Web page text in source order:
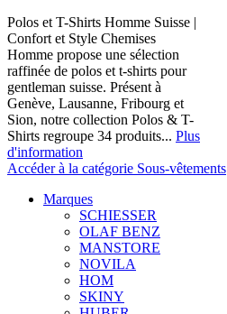
Polos et T-Shirts Homme Suisse |
Confort et Style Chemises
Homme propose une sélection
raffinée de polos et t-shirts pour
gentleman suisse. Présent à
Genève, Lausanne, Fribourg et
Sion, notre collection Polos & T-
Shirts regroupe 34 produits... Plus
d'information
Accéder à la catégorie Sous-vêtements
Marques
SCHIESSER
OLAF BENZ
MANSTORE
NOVILA
HOM
SKINY